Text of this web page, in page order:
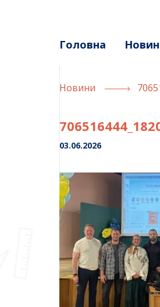
Головна
Новини
03.06.2026